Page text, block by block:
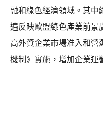
融和綠色經濟領域。其中
遍反映歐盟綠色產業前景
高外資企業市場准入和營
機制》實施，增加企業運